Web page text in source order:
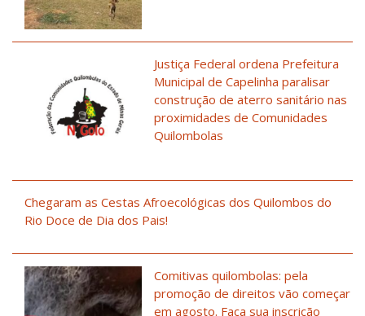
Justiça Federal ordena Prefeitura
Municipal de Capelinha paralisar
construção de aterro sanitário nas
proximidades de Comunidades
Quilombolas
Chegaram as Cestas Afroecológicas dos Quilombos do
Rio Doce de Dia dos Pais!
Comitivas quilombolas: pela
promoção de direitos vão começar
em agosto. Faça sua inscrição